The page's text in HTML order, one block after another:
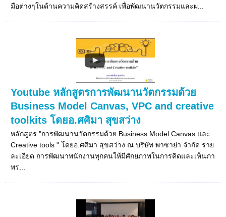
มือต่างๆในด้านความคิดสร้างสรรค์ เพื่อพัฒนานวัตกรรมและผ...
Youtube หลักสูตรการพัฒนานวัตกรรมด้วย
Business Model Canvas, VPC and creative
toolkits โดยอ.ศศิมา สุขสว่าง
หลักสูตร "การพัฒนานวัตกรรมด้วย Business Model Canvas และ
Creative tools " โดยอ.ศศิมา สุขสว่าง ณ บริษัท พาซาย่า จำกัด ราย
ละเอียด การพัฒนาพนักงานทุกคนให้มีศักยภาพในการคิดและเห็นภา
พร...